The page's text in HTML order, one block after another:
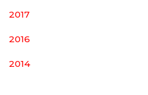
2017
2016
2014